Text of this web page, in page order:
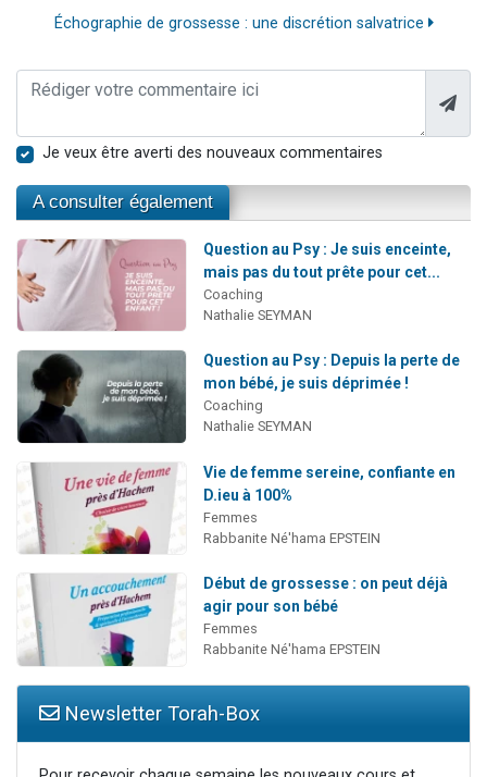
Échographie de grossesse : une discrétion salvatrice
Je veux être averti des nouveaux commentaires
A consulter également
Question au Psy : Je suis enceinte,
mais pas du tout prête pour cet...
Coaching
Nathalie SEYMAN
Question au Psy : Depuis la perte de
mon bébé, je suis déprimée !
Coaching
Nathalie SEYMAN
Vie de femme sereine, confiante en
D.ieu à 100%
Femmes
Rabbanite Né'hama EPSTEIN
Début de grossesse : on peut déjà
agir pour son bébé
Femmes
Rabbanite Né'hama EPSTEIN
Newsletter Torah-Box